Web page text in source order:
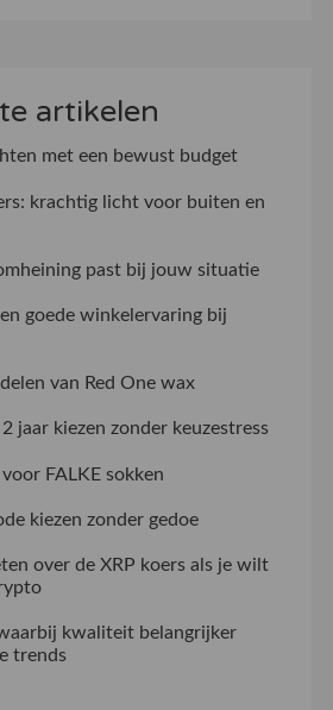
artikelen
met een bewust budget
krachtig licht voor buiten en
past bij jouw situatie
goede winkelervaring bij
van Red One wax
jaar kiezen zonder keuzestress
FALKE sokken
kiezen zonder gedoe
over de XRP koers als je wilt
kwaliteit belangrijker
trends